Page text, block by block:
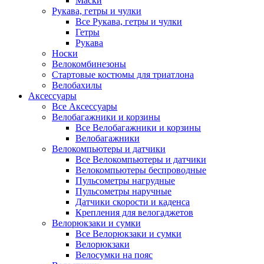
Рукава, гетры и чулки
Все Рукава, гетры и чулки
Гетры
Рукава
Носки
Велокомбинезоны
Стартовые костюмы для триатлона
Велобахилы
Аксессуары
Все Аксессуары
Велобагажники и корзины
Все Велобагажники и корзины
Велобагажники
Велокомпьютеры и датчики
Все Велокомпьютеры и датчики
Велокомпьютеры беспроводные
Пульсометры нагрудные
Пульсометры наручные
Датчики скорости и каденса
Крепления для велогаджетов
Велорюкзаки и сумки
Все Велорюкзаки и сумки
Велорюкзаки
Велосумки на пояс